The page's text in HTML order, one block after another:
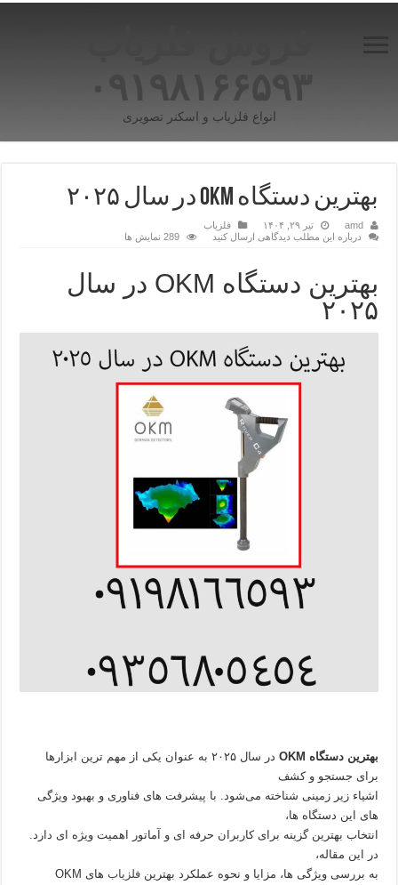
۰۹۱۹۸۱۶۶۵۹۳
انواع فلزیاب و اسکنر تصویری
بهترین دستگاه OKM در سال ۲۰۲۵
amd تیر ۲۹, ۱۴۰۴
فلزیاب
درباره این مطلب دیدگاهی ارسال کنید
289 نمایش ها
بهترین دستگاه OKM در سال
۲۰۲۵
بهترین دستگاه OKM
در سال ۲۰۲۵ به عنوان یکی از مهم‌ ترین ابزارها
برای جستجو و کشف
اشیاء زیر زمینی شناخته می‌شود. با پیشرفت‌ های فناوری و بهبود ویژگی‌
های این دستگاه‌ ها،
انتخاب بهترین گزینه برای کاربران حرفه‌ ای و آماتور اهمیت ویژه‌ ای دارد.
در این مقاله،
به بررسی ویژگی‌ ها، مزایا و نحوه عملکرد بهترینفلزیاب‌
های OKM